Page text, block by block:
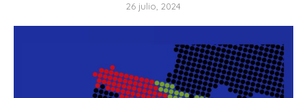
26 julio, 2024